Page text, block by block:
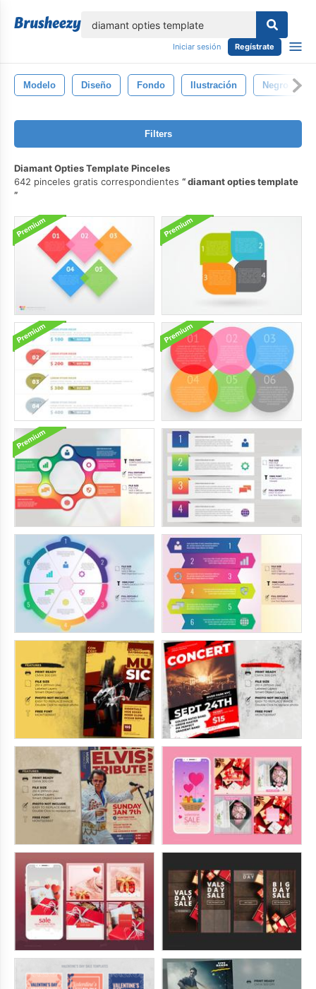
Iniciar sesión Regístrate
Modelo Diseño Fondo Ilustración Negro
Filters
Diamant Opties Template Pinceles
642 pinceles gratis correspondientes
diamant opties template